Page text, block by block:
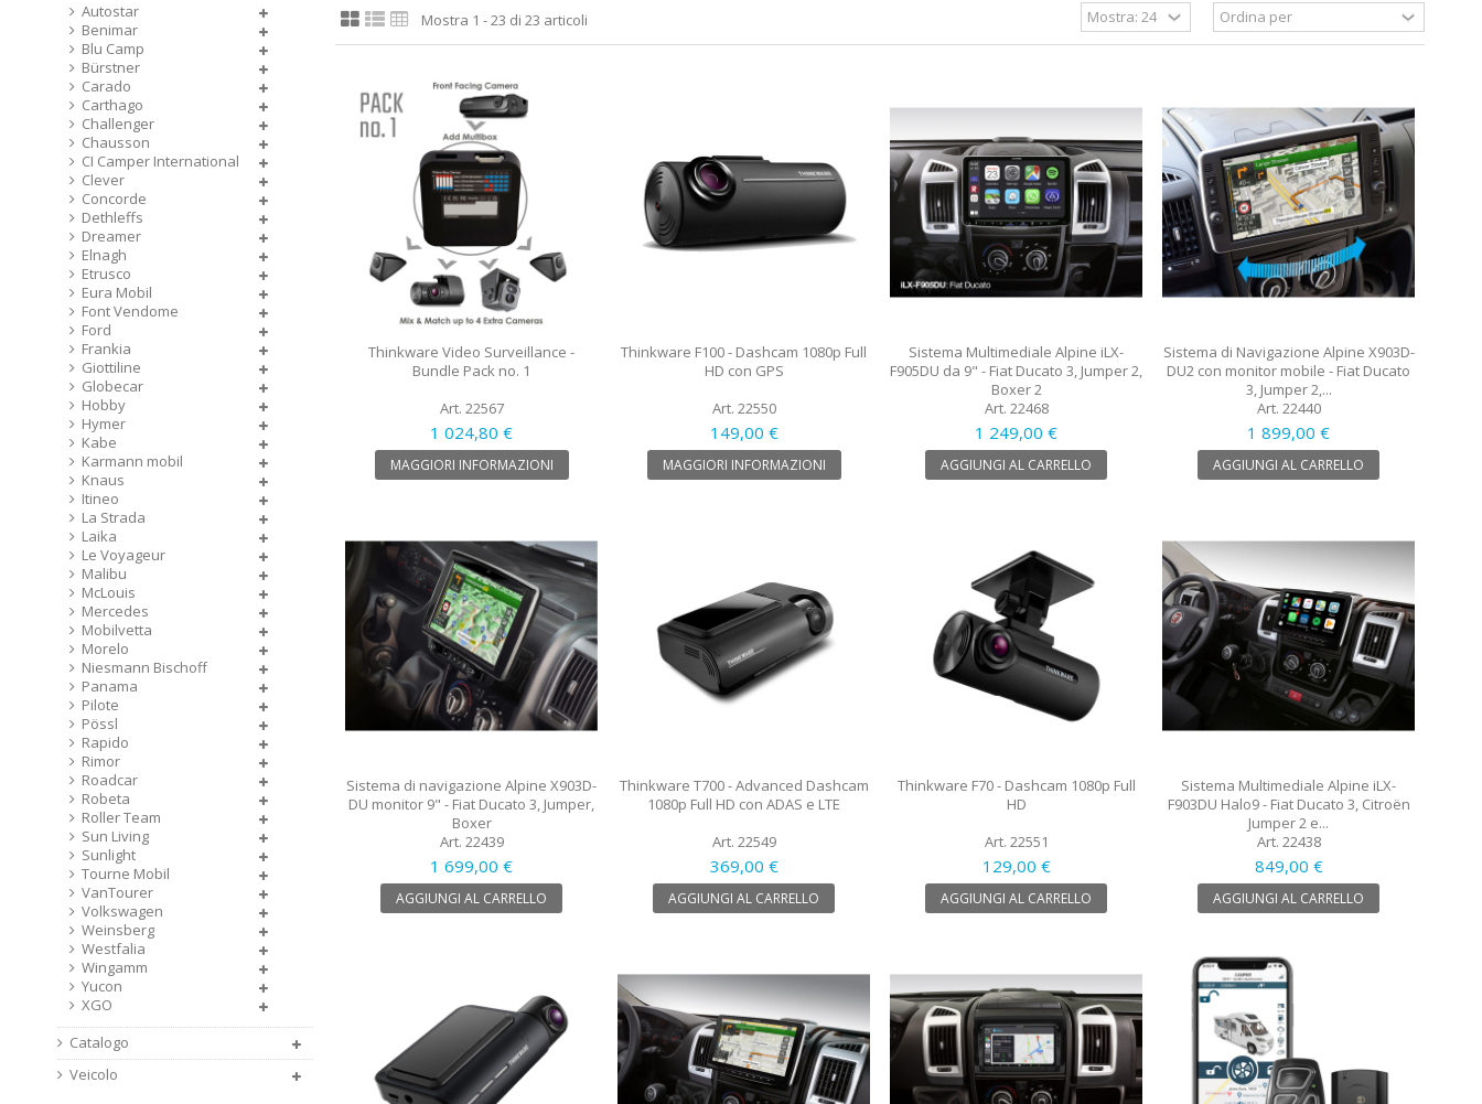
Mostra 1 - 23 di 23 articoli
Thinkware Video Surveillance -
Bundle Pack no. 1
Art. 22567
1 024,80 €
MAGGIORI INFORMAZIONI
Thinkware F100 - Dashcam 1080p Full
HD con GPS
Art. 22550
149,00 €
MAGGIORI INFORMAZIONI
Sistema Multimediale Alpine iLX-
F905DU da 9" - Fiat Ducato 3, Jumper 2,
Boxer 2
Art. 22468
1 249,00 €
AGGIUNGI AL CARRELLO
Sistema di Navigazione Alpine X903D-
DU2 con monitor mobile - Fiat Ducato
3, Jumper 2,...
Art. 22440
1 899,00 €
AGGIUNGI AL CARRELLO
Sistema di navigazione Alpine X903D-
DU monitor 9" - Fiat Ducato 3, Jumper,
Boxer
Art. 22439
1 699,00 €
AGGIUNGI AL CARRELLO
Thinkware T700 - Advanced Dashcam
1080p Full HD con ADAS e LTE
Art. 22549
369,00 €
AGGIUNGI AL CARRELLO
Thinkware F70 - Dashcam 1080p Full
HD
Art. 22551
129,00 €
AGGIUNGI AL CARRELLO
Sistema Multimediale Alpine iLX-
F903DU Halo9 - Fiat Ducato 3, Citroën
Jumper 2 e...
Art. 22438
849,00 €
AGGIUNGI AL CARRELLO
Autostar
Benimar
Blu Camp
Bürstner
Carado
Carthago
Challenger
Chausson
CI Camper International
Clever
Concorde
Dethleffs
Dreamer
Elnagh
Etrusco
Eura Mobil
Font Vendome
Ford
Frankia
Giottiline
Globecar
Hobby
Hymer
Kabe
Karmann mobil
Knaus
Itineo
La Strada
Laika
Le Voyageur
Malibu
McLouis
Mercedes
Mobilvetta
Morelo
Niesmann Bischoff
Panama
Pilote
Pössl
Rapido
Rimor
Roadcar
Robeta
Roller Team
Sun Living
Sunlight
Tourne Mobil
VanTourer
Volkswagen
Weinsberg
Westfalia
Wingamm
Yucon
XGO
Catalogo
Veicolo